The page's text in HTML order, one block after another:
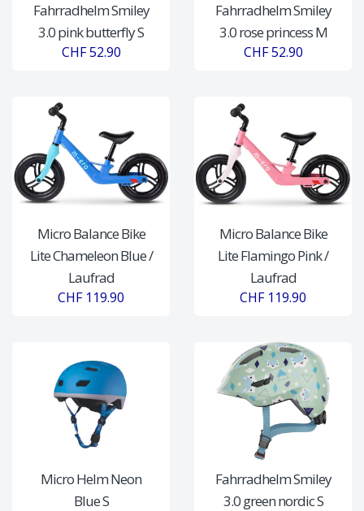
Fahrradhelm Smiley
3.0 pink butterfly S
CHF 52.90
Fahrradhelm Smiley
3.0 rose princess M
CHF 52.90
Micro Balance Bike
Lite Chameleon Blue /
Laufrad
CHF 119.90
Micro Balance Bike
Lite Flamingo Pink /
Laufrad
CHF 119.90
Micro Helm Neon
Blue S
Fahrradhelm Smiley
3.0 green nordic S